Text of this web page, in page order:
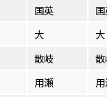
国英
大
大
散岐
用瀬